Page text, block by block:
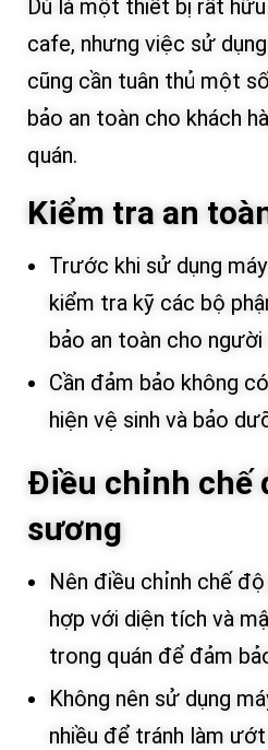
Dù là một thiết bị rất
cafe, nhưng việc sử
cũng cần tuân thủ một
bảo an toàn cho khách
quán.
Kiểm tra an
Trước khi sử dụng
kiểm tra kỹ các bộ
bảo an toàn cho người
Cần đảm bảo không
hiện vệ sinh và bảo
Điều chỉnh chế
sương
Nên điều chỉnh chế
hợp với diện tích và
trong quán để đảm
Không nên sử dụng
nhiều để tránh làm